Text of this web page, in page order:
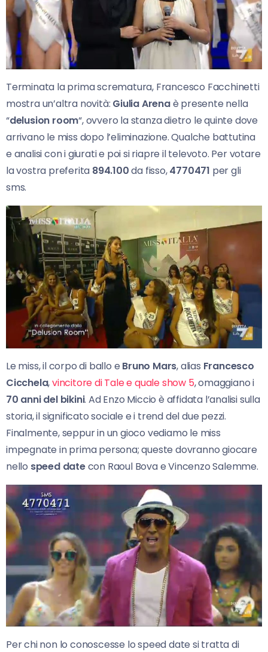
Terminata la prima scrematura, Francesco Facchinetti
mostra un’altra novità: Giulia Arenaè presente nella
“delusion room“, ovvero la stanza dietro le quinte dove
arrivano le miss dopo l’eliminazione. Qualche battutina
e analisi con i giurati e poi si riapre il televoto. Per votare
la vostra preferita 894.100da fisso,4770471 per gli
sms.
Le miss, il corpo di ballo e Bruno Mars, alias Francesco
Cicchela,vincitore di Tale e quale show 5, omaggiano i
70 anni del bikini. Ad Enzo Miccio è affidata l’analisi sulla
storia, il significato sociale e i trend del due pezzi.
Finalmente, seppur in un gioco vediamo le miss
impegnate in prima persona; queste dovranno giocare
nello speed datecon Raoul Bova e Vincenzo Salemme.
Per chi non lo conoscesse lo speed date si tratta di